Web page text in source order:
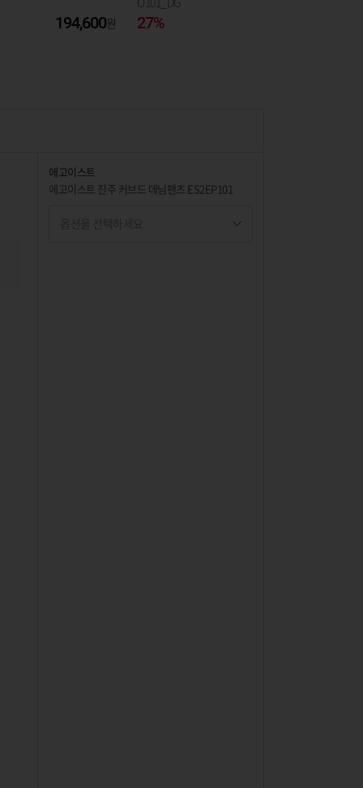
194,600 27%
에고이스트
에고이스트 진주 커브드 데님팬츠 ES2EP101